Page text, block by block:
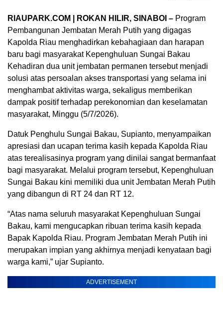
RIAUPARK.COM | ROKAN HILIR, SINABOI – Program
Pembangunan Jembatan Merah Putih yang digagas
Kapolda Riau menghadirkan kebahagiaan dan harapan
baru bagi masyarakat Kepenghuluan Sungai Bakau
Kehadiran dua unit jembatan permanen tersebut menjadi
solusi atas persoalan akses transportasi yang selama ini
menghambat aktivitas warga, sekaligus memberikan
dampak positif terhadap perekonomian dan keselamatan
masyarakat, Minggu (5/7/2026).
Datuk Penghulu Sungai Bakau, Supianto, menyampaikan
apresiasi dan ucapan terima kasih kepada Kapolda Riau
atas terealisasinya program yang dinilai sangat bermanfaat
bagi masyarakat. Melalui program tersebut, Kepenghuluan
Sungai Bakau kini memiliki dua unit Jembatan Merah Putih
yang dibangun di RT 24 dan RT 12.
“Atas nama seluruh masyarakat Kepenghuluan Sungai
Bakau, kami mengucapkan ribuan terima kasih kepada
Bapak Kapolda Riau. Program Jembatan Merah Putih ini
merupakan impian yang akhirnya menjadi kenyataan bagi
warga kami,” ujar Supianto.
ADVERTISEMENT